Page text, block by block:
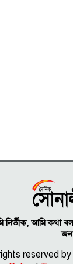
নির্ভীক, আমি কথা
reserved